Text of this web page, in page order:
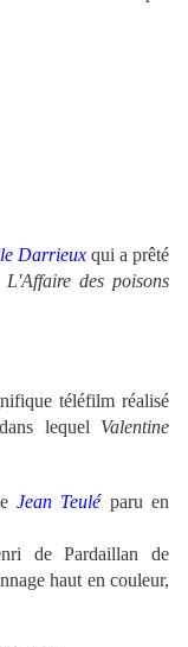
Darrieux qui a prêté
L'Affaire des poisons
téléfilm réalisé
lequel Valentine
Jean Teuléparu en
de Pardaillan de
haut en couleur,